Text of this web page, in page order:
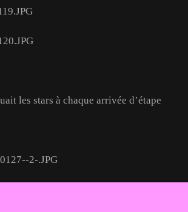
les stars à chaque arrivée d’étape